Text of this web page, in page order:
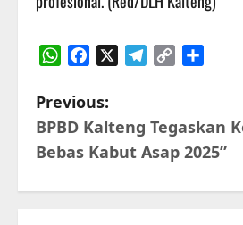
P
o
s
Previous:
BPBD Kalteng Tegaskan
Bebas Kabut Asap 2025”